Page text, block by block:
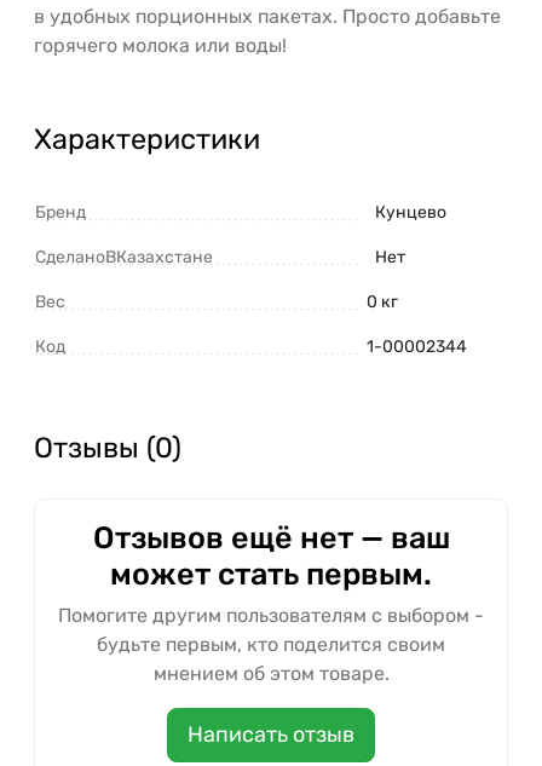
в удобных порционных пакетах. Просто добавьте
горячего молока или воды!
Характеристики
Бренд Кунцево
СделаноВКазахстане Нет
Вес 0 кг
Код 1-00002344
Отзывы (0)
Отзывов ещё нет — ваш
может стать первым.
Помогите другим пользователям с выбором -
будьте первым, кто поделится своим
мнением об этом товаре.
Написать отзыв